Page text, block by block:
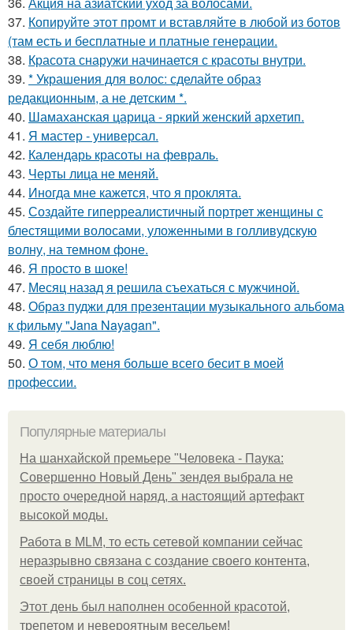
37. Копируйте этот промт и вставляйте в любой из ботов
(там есть и бесплатные и платные генерации.
38. Красота снаружи начинается с красоты внутри.
39. * Украшения для волос: сделайте образ
редакционным, а не детским *.
40. Шамаханская царица - яркий женский архетип.
41. Я мастер - универсал.
42. Календарь красоты на февраль.
43. Черты лица не меняй.
44. Иногда мне кажется, что я проклята.
45. Создайте гиперреалистичный портрет женщины с
блестящими волосами, уложенными в голливудскую
волну, на темном фоне.
46. Я просто в шоке!
47. Месяц назад я решила съехаться с мужчиной.
48. Образ пуджи для презентации музыкального альбома
к фильму "Jana Nayagan".
49. Я себя люблю!
50. О том, что меня больше всего бесит в моей
профессии.
Популярные материалы
На шанхайской премьере "Человека - Паука:
Совершенно Новый День" зендея выбрала не
просто очередной наряд, а настоящий артефакт
высокой моды.
Работа в MLM, то есть сетевой компании сейчас
неразрывно связана с создание своего контента,
своей страницы в соц сетях.
Этот день был наполнен особенной красотой,
трепетом и невероятным весельем!